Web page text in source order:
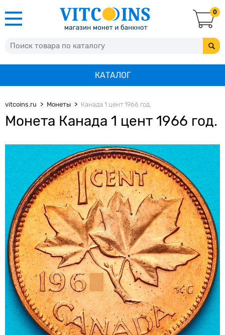
0
КАТАЛОГ
vitcoins.ru Монеты Канада 1 цент 1966 год.
Монета Канада 1 цент 1966 год.